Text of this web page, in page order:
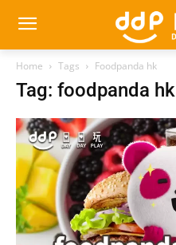
Home Tags Foodpanda hk
Tag: foodpanda hk